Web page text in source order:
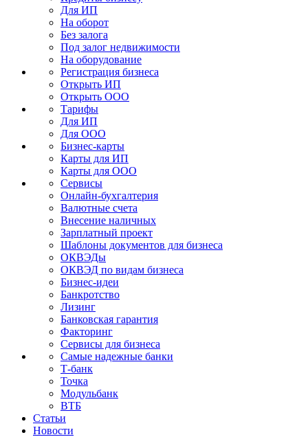
Для ИП
На оборот
Без залога
Под залог недвижимости
На оборудование
Регистрация бизнеса
Открыть ИП
Открыть ООО
Тарифы
Для ИП
Для ООО
Бизнес-карты
Карты для ИП
Карты для ООО
Сервисы
Онлайн-бухгалтерия
Валютные счета
Внесение наличных
Зарплатный проект
Шаблоны документов для бизнеса
ОКВЭДы
ОКВЭД по видам бизнеса
Бизнес-идеи
Банкротство
Лизинг
Банковская гарантия
Факторинг
Сервисы для бизнеса
Самые надежные банки
Т-банк
Точка
Модульбанк
ВТБ
Статьи
Новости